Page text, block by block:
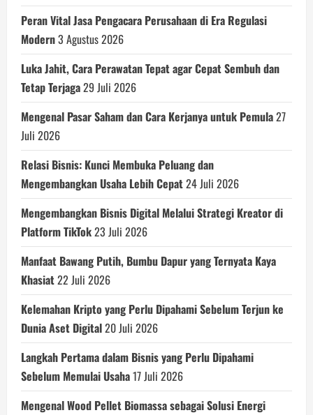
Peran Vital Jasa Pengacara Perusahaan di Era Regulasi
Modern3 Agustus 2026
Luka Jahit, Cara Perawatan Tepat agar Cepat Sembuh dan
Tetap Terjaga29 Juli 2026
Mengenal Pasar Saham dan Cara Kerjanya untuk Pemula27
Juli 2026
Relasi Bisnis: Kunci Membuka Peluang dan
Mengembangkan Usaha Lebih Cepat24 Juli 2026
Mengembangkan Bisnis Digital Melalui Strategi Kreator di
Platform TikTok23 Juli 2026
Manfaat Bawang Putih, Bumbu Dapur yang Ternyata Kaya
Khasiat22 Juli 2026
Kelemahan Kripto yang Perlu Dipahami Sebelum Terjun ke
Dunia Aset Digital20 Juli 2026
Langkah Pertama dalam Bisnis yang Perlu Dipahami
Sebelum Memulai Usaha17 Juli 2026
Mengenal Wood Pellet Biomassa sebagai Solusi Energi